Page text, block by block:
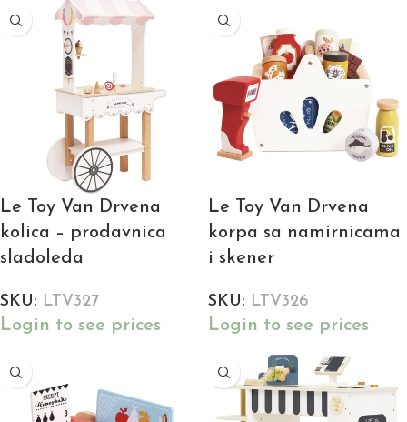
Le Toy Van Drvena
kolica – prodavnica
sladoleda
SKU: LTV327
Login to see prices
Le Toy Van Drvena
korpa sa namirnicama
i skener
SKU: LTV326
Login to see prices